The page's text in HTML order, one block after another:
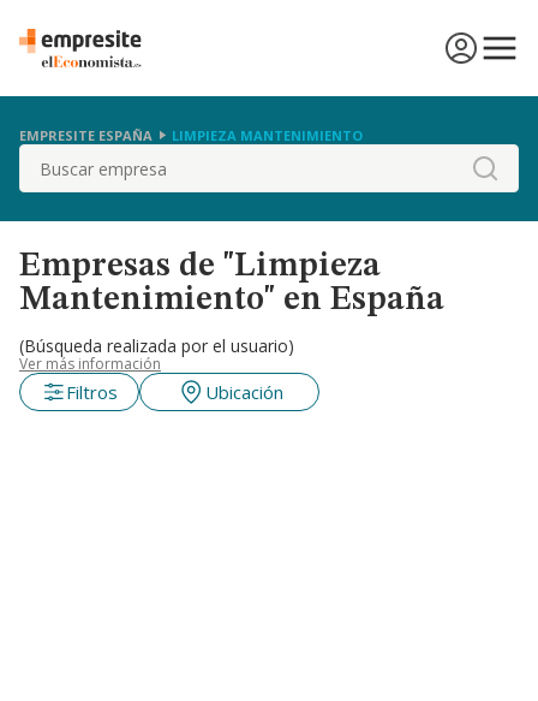
EMPRESITE ESPAÑA LIMPIEZA MANTENIMIENTO
Buscar
Empresas de "Limpieza
Mantenimiento" en España
(Búsqueda realizada por el usuario)
Ver más información
Filtros Ubicación